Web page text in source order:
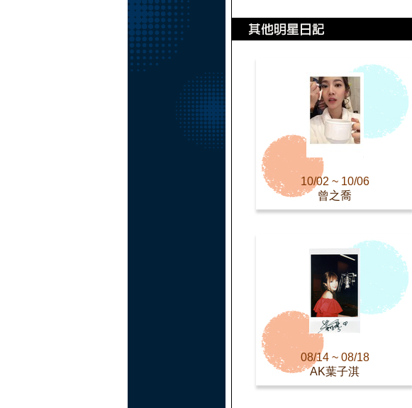
10/02 ~ 10/06
曾之喬
08/14 ~ 08/18
AK葉子淇